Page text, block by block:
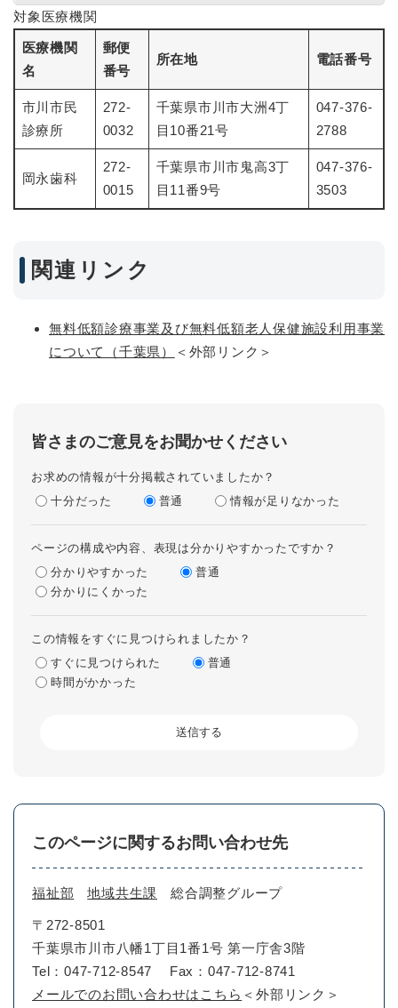
対象医療機関
医療機関
名
郵便
番号
所在地 電話番号
市川市民
診療所
272-
0032
千葉県市川市大洲4丁
目10番21号
047-376-
2788
岡永歯科
272-
0015
千葉県市川市鬼高3丁
目11番9号
047-376-
3503
関連リンク
無料低額診療事業及び無料低額老人保健施設利用事業
について（千葉県）
＜外部リンク＞
皆さまのご意見をお聞かせください
お求めの情報が十分掲載されていましたか？
十分だった
普通 情報が足りなかった
ページの構成や内容、表現は分かりやすかったですか？
分かりやすかった
普通
分かりにくかった
この情報をすぐに見つけられましたか？
すぐに見つけられた
普通
時間がかかった
このページに関するお問い合わせ先
福祉部 地域共生課 総合調整グループ
〒272-8501
千葉県市川市八幡1丁目1番1号 第一庁舎3階
Tel：047-712-8547
Fax：047-712-8741
メールでのお問い合わせはこちら ＜外部リンク＞